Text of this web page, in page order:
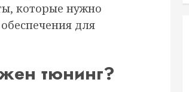
которые нужно
для
тюнинг?